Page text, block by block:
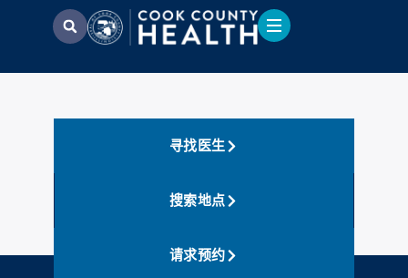
寻找医生
搜索地点
请求预约